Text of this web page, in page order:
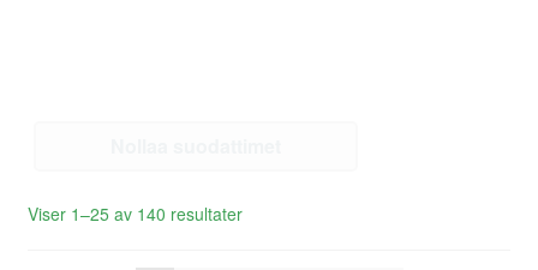
Viser 1–25 av 140 resultaterSortert